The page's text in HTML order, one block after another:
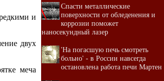
и
двух
меча
Спасти металлические
поверхности от обледенения и
коррозии поможет
наносекундный лазер
'На погасшую печь смотреть
больно' - в России навсегда
остановлена работа печи Мартен